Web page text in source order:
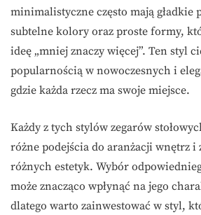
minimalistyczne często mają gładkie
subtelne kolory oraz proste formy,
ideę „mniej znaczy więcej”. Ten styl
popularnością w nowoczesnych i
gdzie każda rzecz ma swoje miejsce.
Każdy z tych stylów zegarów
różne podejścia do aranżacji wnętrz i
różnych estetyk. Wybór
może znacząco wpłynąć na jego
dlatego warto zainwestować w styl,